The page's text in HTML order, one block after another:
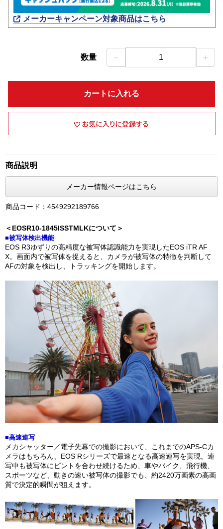
メーカーキャンペーン対象商品はこちら
数量 － 1 ＋
カートに入れる
商品説明
メーカー情報ページはこちら
商品コード：4549292189766
＜EOSR10-1845ISSTMLKについて＞
■被写体検出機能
EOS R3ゆずりの高精度な被写体認識能力を実現したEOS iTR AF
X。画面内で被写体を捉えると、カメラが被写体の特徴を判断して
AFの対象を検出し、トラッキングを開始します。
■高速連写
メカシャッター／電子先幕での撮影において、これまでのAPS-Cカ
メラはもちろん、EOS Rシリーズで最速となる高速連写を実現。連
写中も被写体にピントを合わせ続けるため、車やバイク、飛行機、
スポーツなど、動きの速い被写体の撮影でも、約2420万画素の高画
質で決定的瞬間が狙えます。